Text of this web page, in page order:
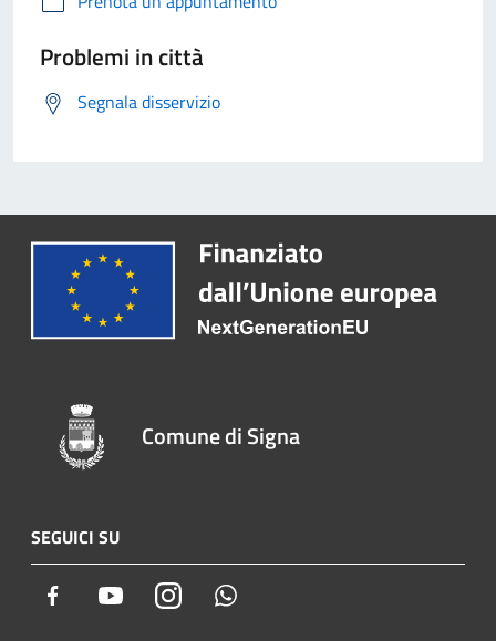
Problemi in città
Segnala disservizio
Comune di Signa
SEGUICI SU
Facebook YoutubeInstagram